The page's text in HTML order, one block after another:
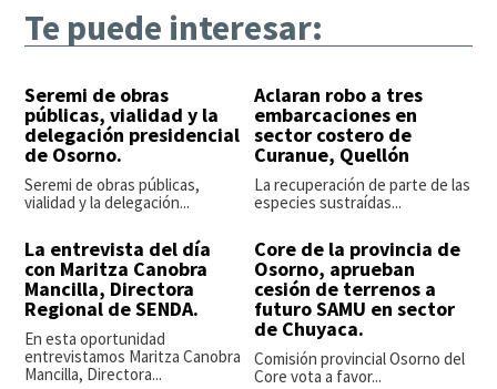
Te puede interesar:
Seremi de obras
públicas, vialidad y la
delegación presidencial
de Osorno.
Seremi de obras públicas,
vialidad y la delegación...
Aclaran robo a tres
embarcaciones en
sector costero de
Curanue, Quellón
La recuperación de parte de las
especies sustraídas...
La entrevista del día
con Maritza Canobra
Mancilla, Directora
Regional de SENDA.
En esta oportunidad
entrevistamos Maritza Canobra
Mancilla, Directora...
Core de la provincia de
Osorno, aprueban
cesión de terrenos a
futuro SAMU en sector
de Chuyaca.
Comisión provincial Osorno del
Core vota a favor...